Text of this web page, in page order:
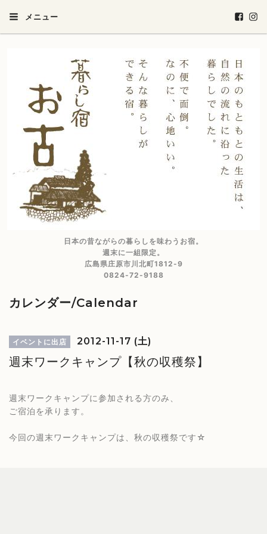
メニュー
日本の昔ながらの暮らしを味わうお宿。
週末に一組限定。
広島県庄原市川北町1812-9
0824-72-9188
カレンダー/Calendar
イベントに出店 2012-11-17 (土)
週末ワークキャンプ【秋の収穫祭】
週末ワークキャンプに参加される方のみ、
ご宿泊を承ります。
今回の週末ワークキャンプは、秋の収穫祭です☆